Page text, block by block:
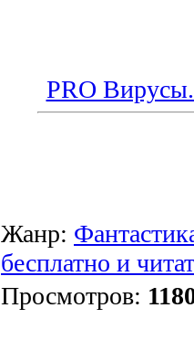
PRO
Жанр:
бесплатно и
Просмотров: